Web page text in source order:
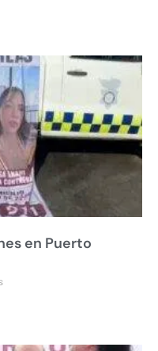
en Puerto